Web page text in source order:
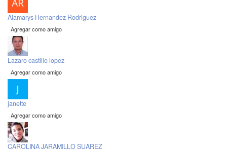
Alamarys Hernandez Rodriguez
Agregar como amigo
Lazaro castillo lopez
Agregar como amigo
janette
Agregar como amigo
CAROLINA JARAMILLO SUAREZ